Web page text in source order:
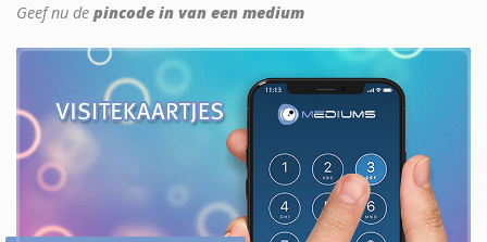
Geef nu de pincode in van een medium